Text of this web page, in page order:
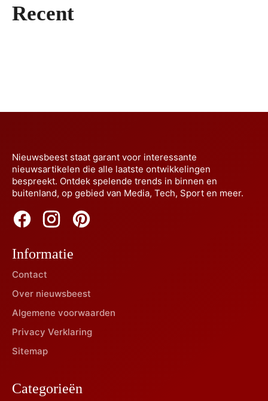
Recent
07/08/2026
sfeerscène
Meer omzet uit Google Ads in 2026
Nieuwsbeest staat garant voor interessante
nieuwsartikelen die alle laatste ontwikkelingen
bespreekt. Ontdek spelende trends in binnen en
buitenland, op gebied van Media, Tech, Sport en meer.
Informatie
Contact
Over nieuwsbeest
Algemene voorwaarden
Privacy Verklaring
Sitemap
Categorieën